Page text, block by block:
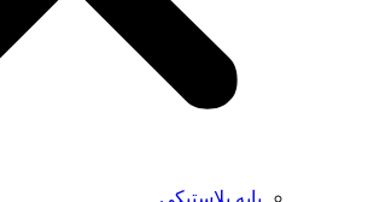
پایه پلاستیکی